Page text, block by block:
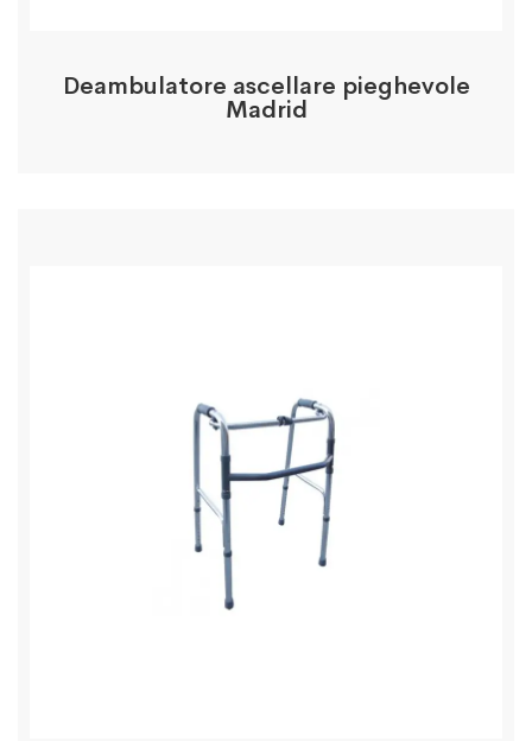
Deambulatore ascellare pieghevole
Madrid